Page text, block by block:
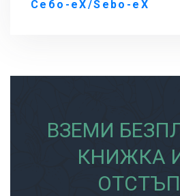
Себо-еХ/Sebo-eX
ВЗЕМИ
КНИЖКА